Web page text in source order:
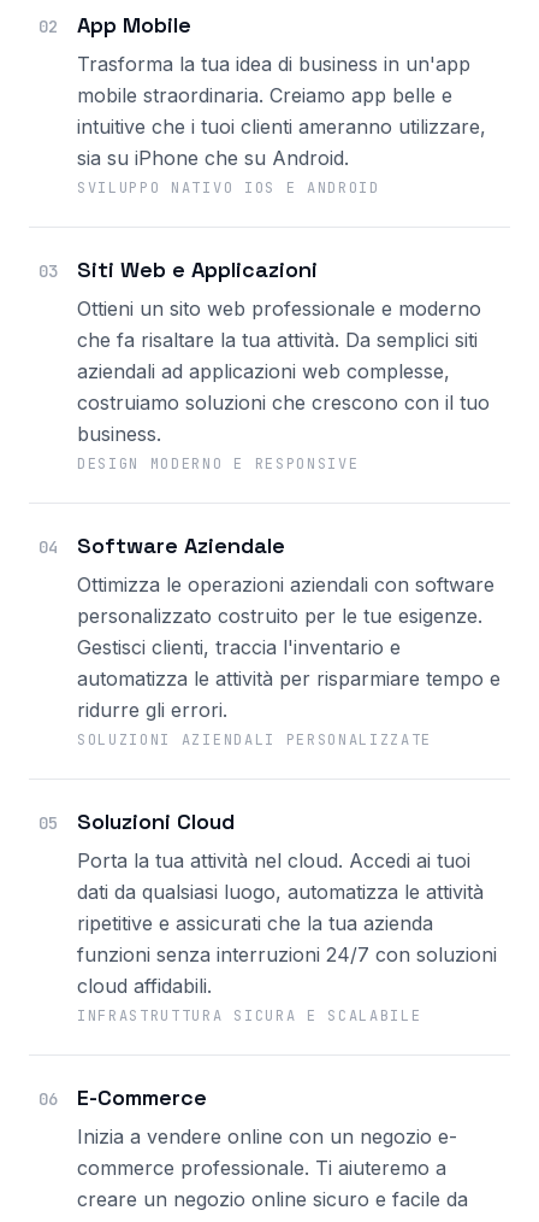
02 App Mobile
Trasforma la tua idea di business in un'app
mobile straordinaria. Creiamo app belle e
intuitive che i tuoi clienti ameranno utilizzare,
sia su iPhone che su Android.
SVILUPPO NATIVO IOS E ANDROID
03 Siti Web e Applicazioni
Ottieni un sito web professionale e moderno
che fa risaltare la tua attività. Da semplici siti
aziendali ad applicazioni web complesse,
costruiamo soluzioni che crescono con il tuo
business.
DESIGN MODERNO E RESPONSIVE
04 Software Aziendale
Ottimizza le operazioni aziendali con software
personalizzato costruito per le tue esigenze.
Gestisci clienti, traccia l'inventario e
automatizza le attività per risparmiare tempo e
ridurre gli errori.
SOLUZIONI AZIENDALI PERSONALIZZATE
05 Soluzioni Cloud
Porta la tua attività nel cloud. Accedi ai tuoi
dati da qualsiasi luogo, automatizza le attività
ripetitive e assicurati che la tua azienda
funzioni senza interruzioni 24/7 con soluzioni
cloud affidabili.
INFRASTRUTTURA SICURA E SCALABILE
06 E-Commerce
Inizia a vendere online con un negozio e-
commerce professionale. Ti aiuteremo a
creare un negozio online sicuro e facile da